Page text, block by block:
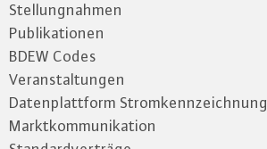
Stellungnahmen
Publikationen
BDEW Codes
Veranstaltungen
Datenplattform Stromkennzeichnung
Marktkommunikation